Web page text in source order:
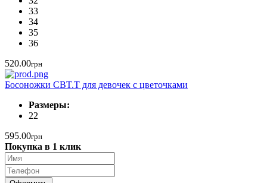
33
34
35
36
520.00грн
Босоножки CBT.T для девочек с цветочками
Размеры:
22
595.00грн
Покупка в 1 клик